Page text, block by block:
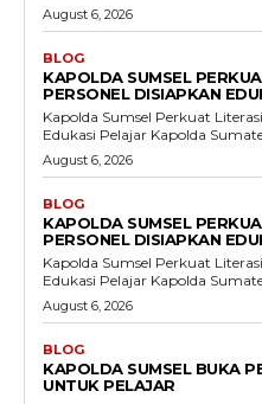
August 6, 2026
BLOG
KAPOLDA SUMSEL
PERSONEL DISIAPKAN
Kapolda Sumsel Perkuat
Edukasi Pelajar
August 6, 2026
BLOG
KAPOLDA SUMSEL
PERSONEL DISIAPKAN
Kapolda Sumsel Perkuat
Edukasi Pelajar
August 6, 2026
BLOG
KAPOLDA SUMSEL BUKA
UNTUK PELAJAR